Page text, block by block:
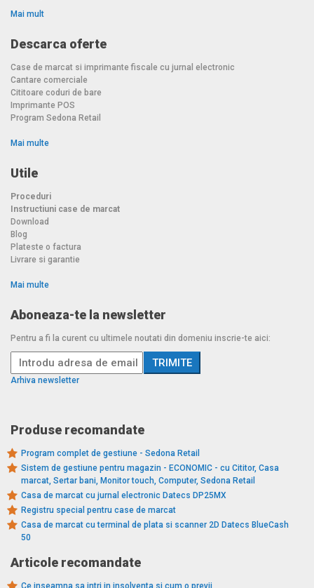
Mai mult
Descarca oferte
Case de marcat si imprimante fiscale cu jurnal electronic
Cantare comerciale
Cititoare coduri de bare
Imprimante POS
Program Sedona Retail
Mai multe
Utile
Proceduri
Instructiuni case de marcat
Download
Blog
Plateste o factura
Livrare si garantie
Mai multe
Aboneaza-te la newsletter
Pentru a fi la curent cu ultimele noutati din domeniu inscrie-te aici:
Arhiva newsletter
Produse recomandate
Program complet de gestiune - Sedona Retail
Sistem de gestiune pentru magazin - ECONOMIC - cu Cititor, Casa
marcat, Sertar bani, Monitor touch, Computer, Sedona Retail
Casa de marcat cu jurnal electronic Datecs DP25MX
Registru special pentru case de marcat
Casa de marcat cu terminal de plata si scanner 2D Datecs BlueCash
50
Articole recomandate
Ce inseamna sa intri in insolventa si cum o previi